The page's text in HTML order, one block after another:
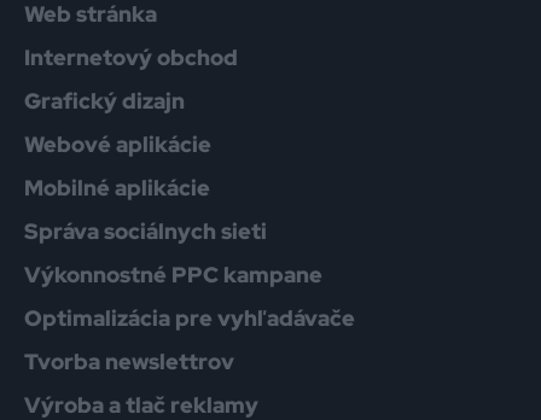
Web stránka
Internetový obchod
Grafický dizajn
Webové aplikácie
Mobilné aplikácie
Správa sociálnych sieti
Výkonnostné PPC kampane
Optimalizácia pre vyhľadávače
Tvorba newslettrov
Výroba a tlač reklamy